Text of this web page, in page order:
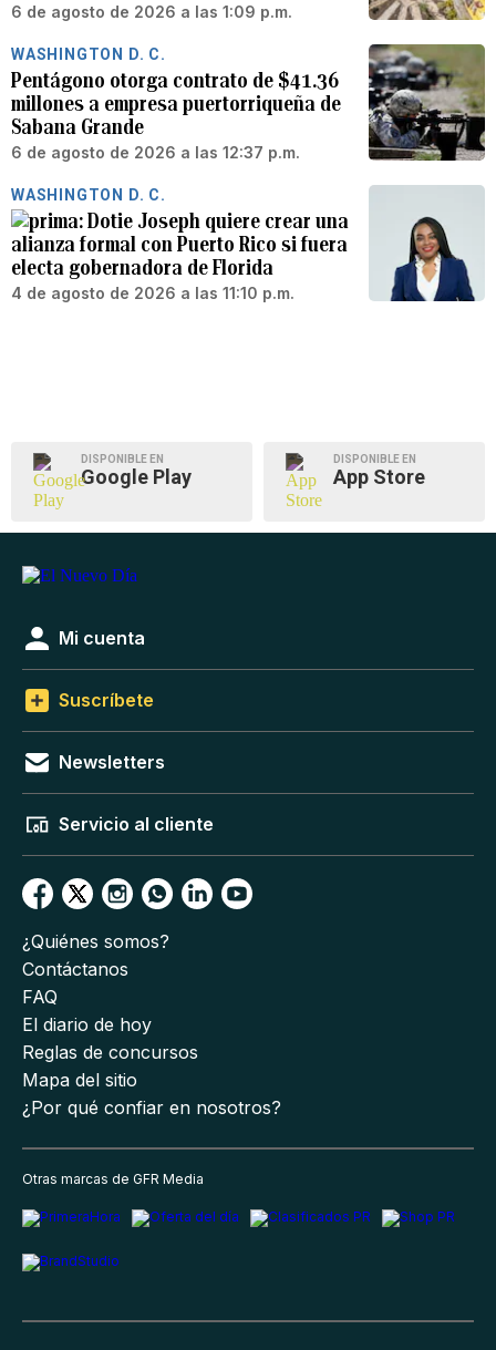
6 de agosto de 2026 a las 1:09 p.m.
WASHINGTON D. C.
Pentágono otorga contrato de $41.36
millones a empresa puertorriqueña de
Sabana Grande
6 de agosto de 2026 a las 12:37 p.m.
WASHINGTON D. C.
Dotie Joseph quiere crear una
alianza formal con Puerto Rico si fuera
electa gobernadora de Florida
4 de agosto de 2026 a las 11:10 p.m.
DISPONIBLE EN
Google Play
DISPONIBLE EN
App Store
Mi cuenta
Suscríbete
Newsletters
Servicio al cliente
¿Quiénes somos?
Contáctanos
FAQ
El diario de hoy
Reglas de concursos
Mapa del sitio
¿Por qué confiar en nosotros?
Otras marcas de GFR Media